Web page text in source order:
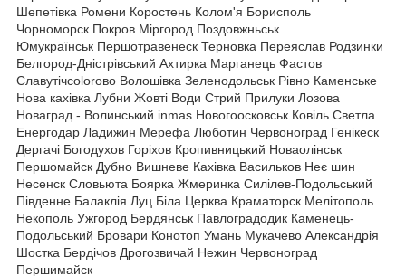
Шепетівка Ромени Коростень Колом'я Борисполь
Чорноморск Покров Міргород Поздовжньськ
Юмукраїнськ Першотравенеск Терновка Переяслав Родзинки
Белгород-Дністрівський Ахтирка Марганець Фастов
Славутічcolorово Волошівка Зеленодольськ Рівно Каменське
Нова кахівка Лубни Жовті Води Стрий Прилуки Лозова
Новаград - Волинський inmas Новогоосковськ Ковіль Светла
Енергодар Ладижин Мерефа Люботин Червоноград Генікеск
Дергачі Богодухов Горіхов Кропивницький Новаолінськ
Першомайск Дубно Вишневе Кахівка Васильков Неє шин
Несенск Словьюта Боярка Жмеринка Силілев-Подольський
Південне Балаклія Луц Біла Церква Краматорск Мелітополь
Некополь Ужгород Бердянськ Павлоградодик Каменець-
Подольський Бровари Конотоп Умань Мукачево Александрія
Шостка Бердічов Дрогозвичай Нежин Червоноград
Першимайск